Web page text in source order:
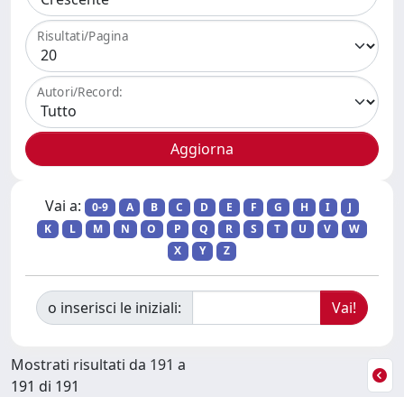
Risultati/Pagina
Autori/Record:
Vai a: 0-9 A B C D E F G H I
J
K
L M N O P Q R S T U V
W
X
Y Z
o inserisci le iniziali:
Mostrati risultati da 191 a
191 di 191